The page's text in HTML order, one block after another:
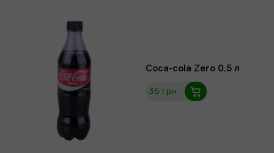
Coca-cola Zero 0,5 л
35 грн